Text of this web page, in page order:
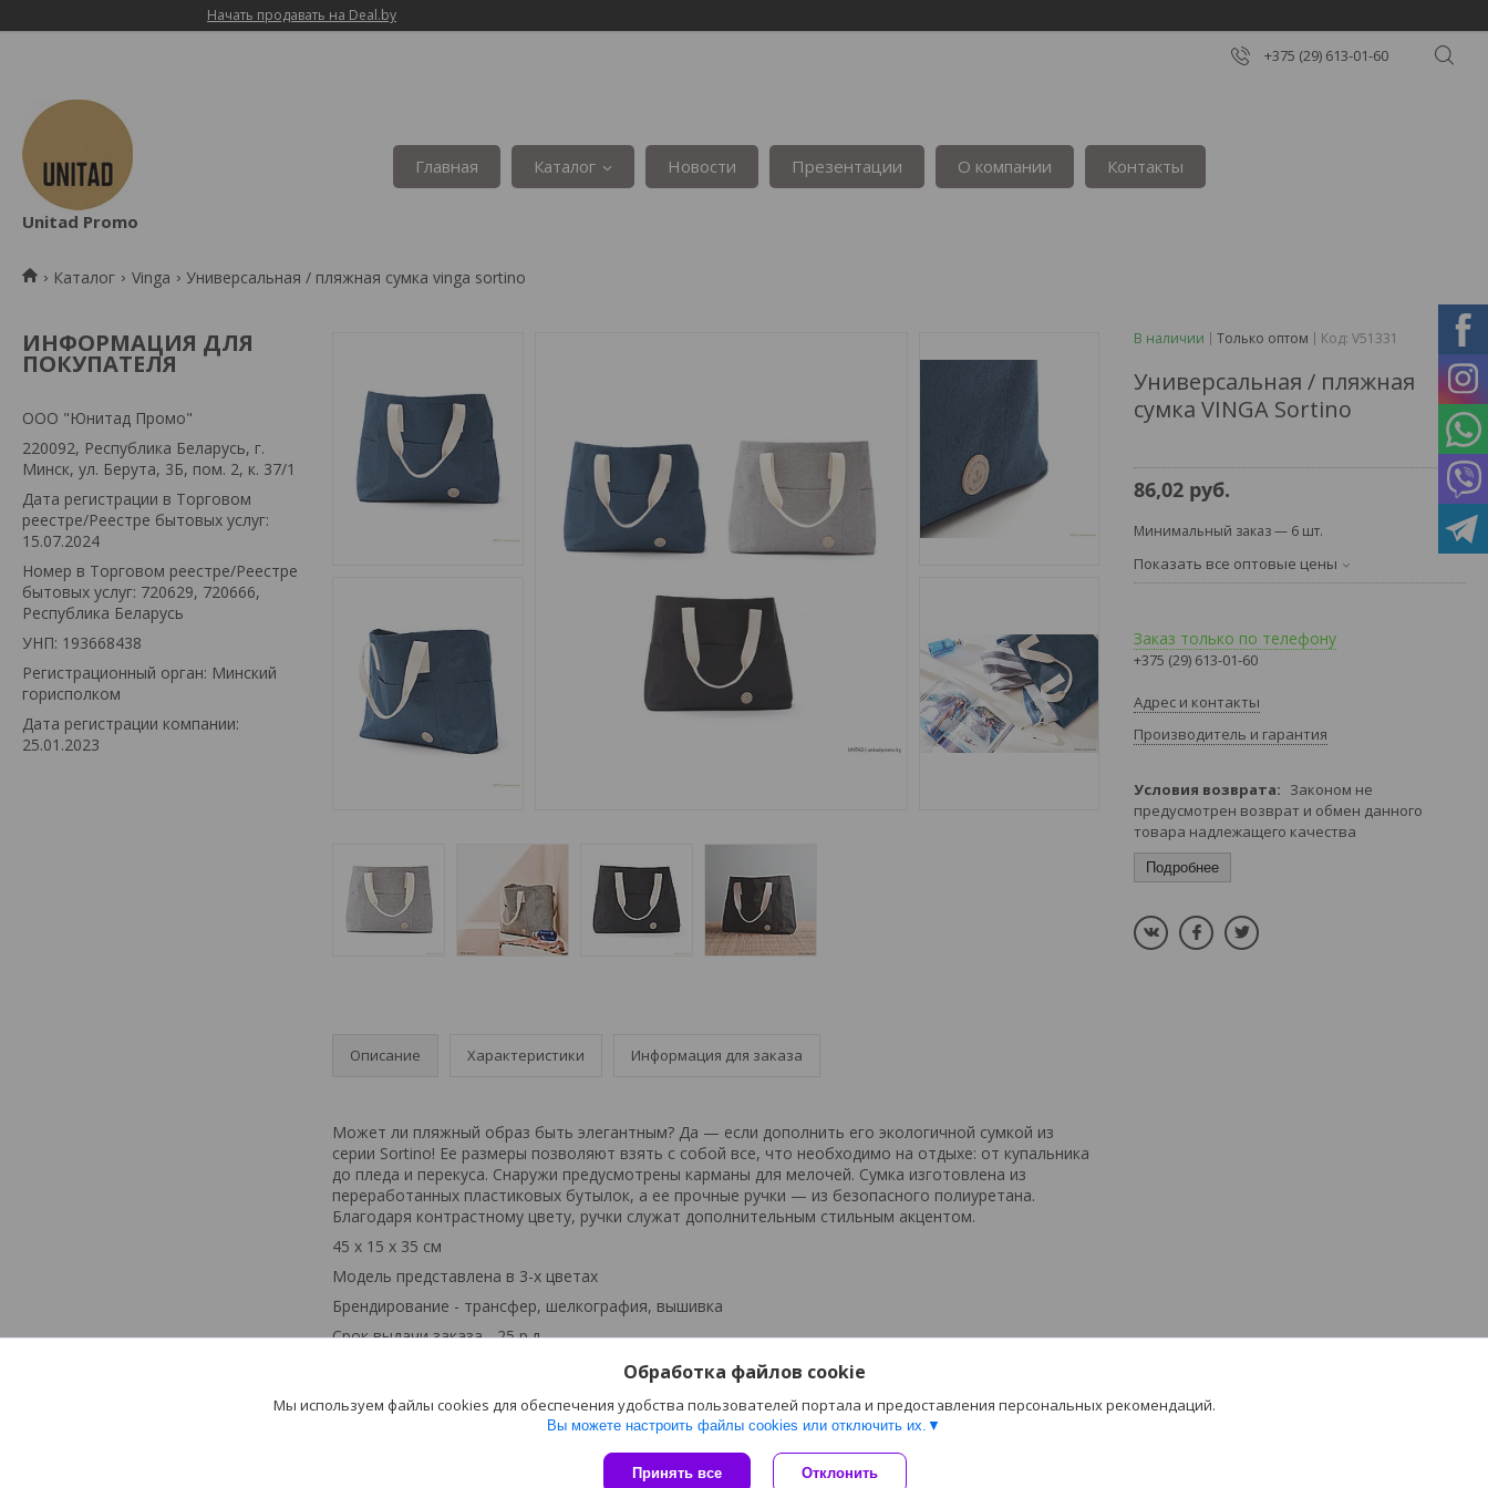
Начать продавать на Deal.by
+375 (29) 613-01-60
Unitad Promo
Главная Каталог Новости Презентации О компании Контакты
Каталог Vinga Универсальная / пляжная сумка vinga sortino
ИНФОРМАЦИЯ ДЛЯ
ПОКУПАТЕЛЯ
OOO "Юнитад Промо"
220092, Республика Беларусь, г.
Минск, ул. Берута, 3Б, пом. 2, к. 37/1
Дата регистрации в Торговом
реестре/Реестре бытовых услуг:
15.07.2024
Номер в Торговом реестре/Реестре
бытовых услуг: 720629, 720666,
Республика Беларусь
УНП: 193668438
Регистрационный орган: Минский
горисполком
Дата регистрации компании:
25.01.2023
Описание Характеристики Информация для заказа
Может ли пляжный образ быть элегантным? Да — если дополнить его экологичной сумкой из
серии Sortino! Ее размеры позволяют взять с собой все, что необходимо на отдыхе: от купальника
до пледа и перекуса. Снаружи предусмотрены карманы для мелочей. Сумка изготовлена из
переработанных пластиковых бутылок, а ее прочные ручки — из безопасного полиуретана.
Благодаря контрастному цвету, ручки служат дополнительным стильным акцентом.
45 x 15 x 35 см
Модель представлена в 3-х цветах
Брендирование - трансфер, шелкография, вышивка
Срок выдачи заказа - 25 р.д.
В наличии Только оптом Код: V51331
Универсальная / пляжная
сумка VINGA Sortino
86,02 руб.
Минимальный заказ — 6 шт.
Показать все оптовые цены
Заказ только по телефону
+375 (29) 613-01-60
Адрес и контакты
Производитель и гарантия
Законом не
предусмотрен возврат и обмен данного
товара надлежащего качества
Подробнее
Обработка файлов cookie
Мы используем файлы cookies для обеспечения удобства пользователей портала и предоставления персональных рекомендаций.
Вы можете настроить файлы cookies или отключить их.
Принять все Отклонить